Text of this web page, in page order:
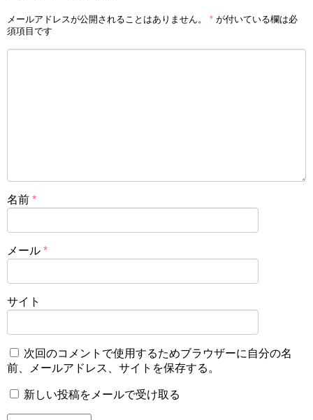
メールアドレスが公開されることはありません。 * が付いている欄は必
須項目です
名前 *
メール *
サイト
次回のコメントで使用するためブラウザーに自分の名
前、メールアドレス、サイトを保存する。
新しい投稿をメールで受け取る